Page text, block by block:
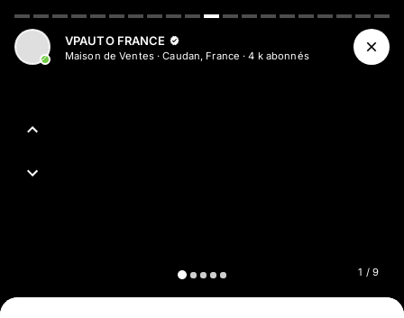
1 / 9
VPAUTO FRANCE
Maison de Ventes·Caudan, France ·4 kabonnés